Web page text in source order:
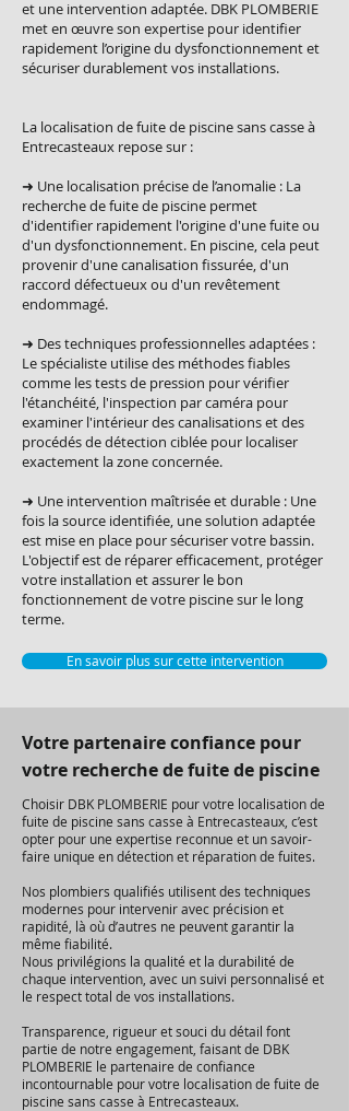
et une intervention adaptée. DBK PLOMBERIE
met en œuvre son expertise pour identifier
rapidement l’origine du dysfonctionnement et
sécuriser durablement vos installations.
La localisation de fuite de piscine sans casse à
Entrecasteaux repose sur :
➜ Une localisation précise de l’anomalie : La
recherche de fuite de piscine permet
d'identifier rapidement l'origine d'une fuite ou
d'un dysfonctionnement. En piscine, cela peut
provenir d'une canalisation fissurée, d'un
raccord défectueux ou d'un revêtement
endommagé.
➜ Des techniques professionnelles adaptées :
Le spécialiste utilise des méthodes fiables
comme les tests de pression pour vérifier
l'étanchéité, l'inspection par caméra pour
examiner l'intérieur des canalisations et des
procédés de détection ciblée pour localiser
exactement la zone concernée.
➜ Une intervention maîtrisée et durable : Une
fois la source identifiée, une solution adaptée
est mise en place pour sécuriser votre bassin.
L'objectif est de réparer efficacement, protéger
votre installation et assurer le bon
fonctionnement de votre piscine sur le long
terme.
En savoir plus sur cette intervention
Votre partenaire confiance pour
votre recherche de fuite de piscine
Choisir DBK PLOMBERIE pour votre localisation de
fuite de piscine sans casse à Entrecasteaux, c’est
opter pour une expertise reconnue et un savoir-
faire unique en détection et réparation de fuites.
Nos plombiers qualifiés utilisent des techniques
modernes pour intervenir avec précision et
rapidité, là où d’autres ne peuvent garantir la
même fiabilité.
Nous privilégions la qualité et la durabilité de
chaque intervention, avec un suivi personnalisé et
le respect total de vos installations.
Transparence, rigueur et souci du détail font
partie de notre engagement, faisant de DBK
PLOMBERIE le partenaire de confiance
incontournable pour votre localisation de fuite de
piscine sans casse à Entrecasteaux.